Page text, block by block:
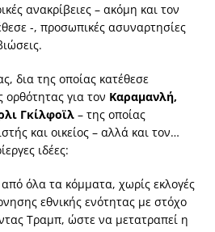
ανακρίβειες – ακόμη και τον
-, προσωπικές ασυναρτησίες
δια της οποίας κατέθεσε
ορθότητας για τον Καραμανλή,
Γκίλφοϊλ – της οποίας
και οικείος – αλλά και τον…
ιδέες:
όλα τα κόμματα, χωρίς εκλογές
εθνικής ενότητας με στόχο
Τραμπ, ώστε να μετατραπεί η